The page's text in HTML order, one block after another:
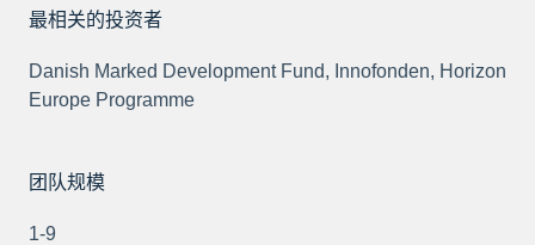
最相关的投资者
Danish Marked Development Fund, Innofonden, Horizon
Europe Programme
团队规模
1-9